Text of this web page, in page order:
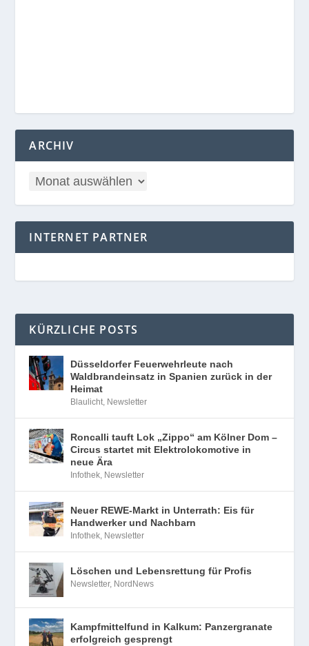
ARCHIV
INTERNET PARTNER
KÜRZLICHE POSTS
Düsseldorfer Feuerwehrleute nach
Waldbrandeinsatz in Spanien zurück in der
Heimat
Blaulicht, Newsletter
Roncalli tauft Lok „Zippo“ am Kölner Dom –
Circus startet mit Elektrolokomotive in
neue Ära
Infothek, Newsletter
Neuer REWE-Markt in Unterrath: Eis für
Handwerker und Nachbarn
Infothek, Newsletter
Löschen und Lebensrettung für Profis
Newsletter, NordNews
Kampfmittelfund in Kalkum: Panzergranate
erfolgreich gesprengt